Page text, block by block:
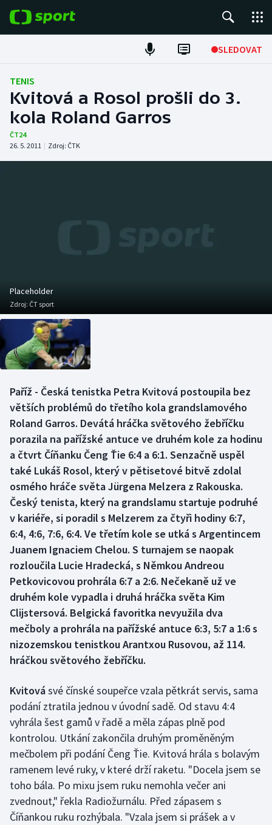
SLEDOVAT
Fotbal
Hokej
Tenis
Atletika
Basketbal
Biatlon
Boby a skeleton
Box
Curling
Dostihy
Florbal
Futsal
Golf
Gymnastika
Házená
Jezdectví
Judo
Krasobruslení
Lezení
Lyže a snowboard
Moderní pětiboj
Motorsport
Historické návraty
Aplikace ČT sport
AZ kvíz
TENIS
Kvitová a Rosol prošli do 3.
kola Roland Garros
ČT24
26. 5. 2011 | Zdroj: ČTK
Placeholder
Zdroj: ČT sport
Paříž - Česká tenistka Petra Kvitová postoupila bez
větších problémů do třetího kola grandslamového
Roland Garros. Devátá hráčka světového žebříčku
porazila na pařížské antuce ve druhém kole za hodinu
a čtvrt Číňanku Čeng Ťie 6:4 a 6:1. Senzačně uspěl
také Lukáš Rosol, který v pětisetové bitvě zdolal
osmého hráče světa Jürgena Melzera z Rakouska.
Český tenista, který na grandslamu startuje podruhé
v kariéře, si poradil s Melzerem za čtyři hodiny 6:7,
6:4, 4:6, 7:6, 6:4. Ve třetím kole se utká s Argentincem
Juanem Ignaciem Chelou. S turnajem se naopak
rozloučila Lucie Hradecká, s Němkou Andreou
Petkovicovou prohrála 6:7 a 2:6. Nečekaně už ve
druhém kole vypadla i druhá hráčka světa Kim
Clijstersová. Belgická favoritka nevyužila dva
mečboly a prohrála na pařížské antuce 6:3, 5:7 a 1:6 s
nizozemskou tenistkou Arantxou Rusovou, až 114.
hráčkou světového žebříčku.
Kvitovásvé čínské soupeřce vzala pětkrát servis, sama
podání ztratila jednou v úvodní sadě. Od stavu 4:4
vyhrála šest gamů v řadě a měla zápas plně pod
kontrolou. Utkání zakončila druhým proměněným
mečbolem při podání Čeng Ťie. Kvitová hrála s bolavým
ramenem levé ruky, v které drží raketu. "Docela jsem se
toho bála. Po mixu jsem ruku nemohla večer ani
zvednout," řekla Radiožurnálu. Před zápasem s
Číňankou ruku rozhýbala. "Vzala jsem si prášek a v